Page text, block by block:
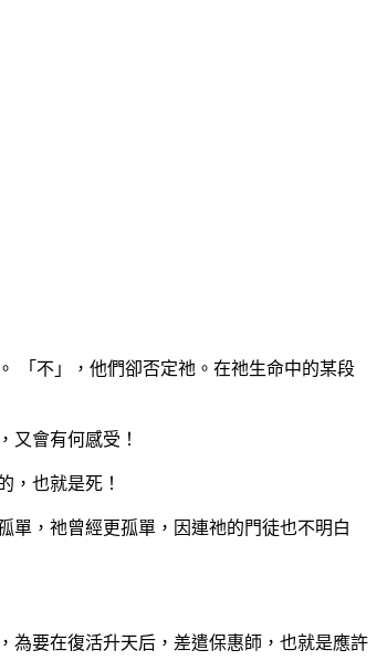
「不」，他們卻否定祂。在祂生命中的某段
又會有何感受！
，也就是死！
單，祂曾經更孤單，因連祂的門徒也不明白
為要在復活升天后，差遣保惠師，也就是應許